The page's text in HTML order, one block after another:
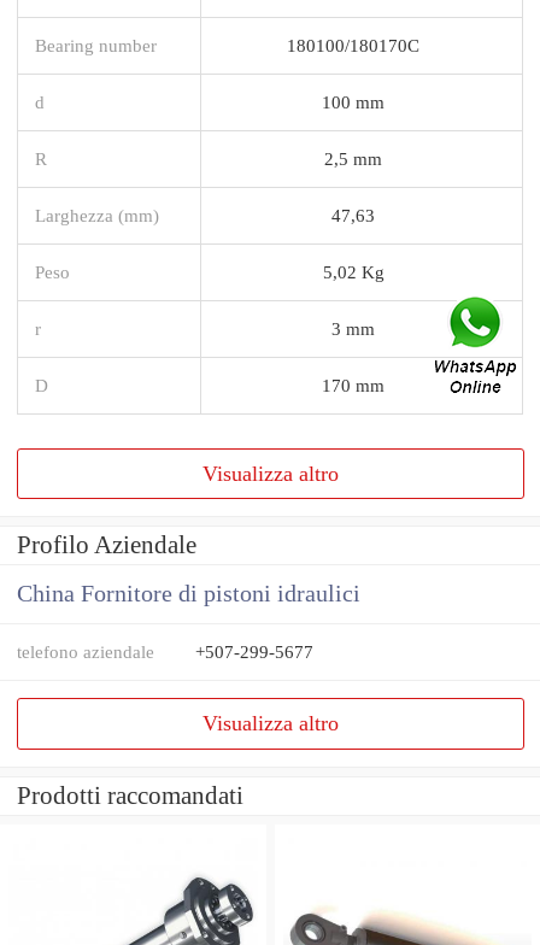
Bearing number 180100/180170C
d 100 mm
R 2,5 mm
Larghezza (mm) 47,63
Peso 5,02 Kg
r 3 mm
D 170 mm
Visualizza altro
Profilo Aziendale
China Fornitore di pistoni idraulici
telefono aziendale +507-299-5677
Visualizza altro
Prodotti raccomandati